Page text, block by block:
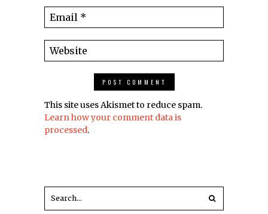
This site uses Akismet to reduce spam.
Learn how your comment data is
processed.